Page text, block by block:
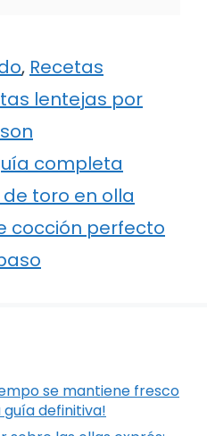
, Recetas
lentejas por
completa
toro en olla
cocción perfecto
se mantiene fresco
guía definitiva!